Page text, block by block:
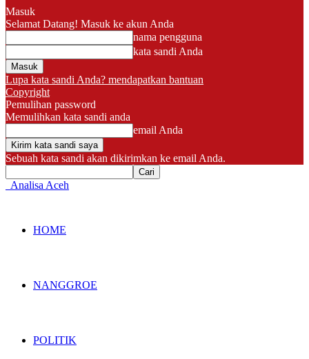
Masuk
Selamat Datang! Masuk ke akun Anda
nama pengguna
kata sandi Anda
Lupa kata sandi Anda? mendapatkan bantuan
Copyright
Pemulihan password
Memulihkan kata sandi anda
email Anda
Sebuah kata sandi akan dikirimkan ke email Anda.
Analisa Aceh
HOME
NANGGROE
POLITIK